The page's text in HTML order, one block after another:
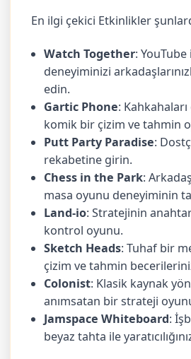
En ilgi çekici Etkinlikler
Watch Together:
deneyiminizi
edin.
Gartic Phone:
komik bir çizim ve tahmin
Putt Party Paradise:
rekabetine girin.
Chess in the Park:
masa oyunu deneyiminin
Land-io: Stratejinin
kontrol oyunu.
Sketch Heads: Tuhaf bir
çizim ve tahmin
Colonist: Klasik kaynak
anımsatan bir strateji
Jamspace Whiteboard:
beyaz tahta ile